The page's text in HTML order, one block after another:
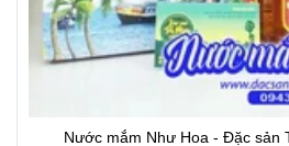
Nước mắm Như Hoa - Đặc sản